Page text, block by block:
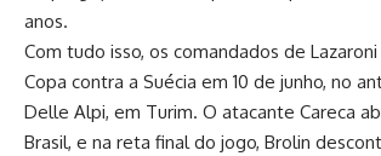
anos.
Com tudo isso, os comandados de
Copa contra a Suécia em 10 de junho, no
Delle Alpi, em Turim. O atacante Careca
Brasil, e na reta final do jogo, Brolin